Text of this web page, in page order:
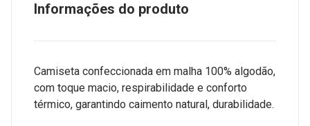
Informações do produto
Camiseta confeccionada em malha 100% algodão,
com toque macio, respirabilidade e conforto
térmico, garantindo caimento natural, durabilidade.